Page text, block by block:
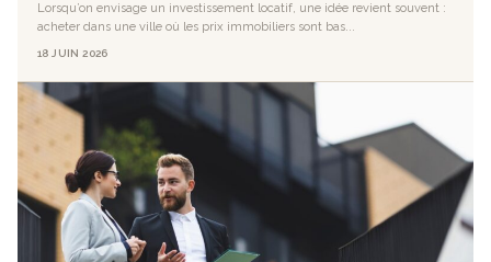
Lorsqu’on envisage un investissement locatif, une idée revient souvent :
acheter dans une ville où les prix immobiliers sont bas...
18 JUIN 2026